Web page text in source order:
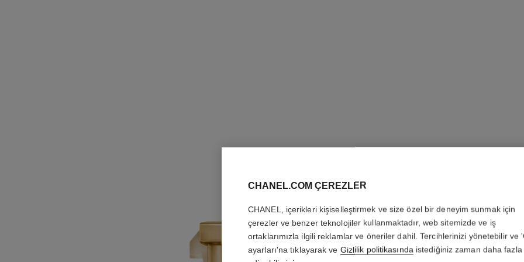
Essence Eau de
Daha fazla ayrıntı
CHANEL.COM ÇEREZLER
CHANEL, içerikleri kişiselleştirmek ve size özel bir deneyim sunmak için
çerezler ve benzer teknolojiler kullanmaktadır, web sitemizde ve iş
ortaklarımızla ilgili reklamlar ve öneriler dahil. Tercihlerinizi yönetebilir ve
ayarları'na tıklayarak ve Gizlilik politikasındaistediğiniz zaman daha fazla